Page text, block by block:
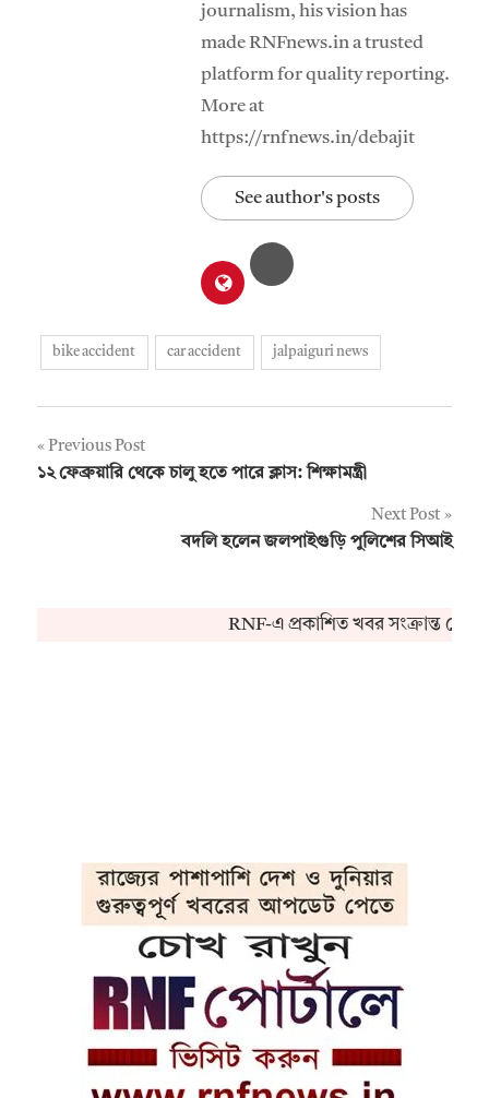
journalism, his vision has
made RNFnews.in a trusted
platform for quality reporting.
More at
https://rnfnews.in/debajit
See author's posts
bike accident car accident jalpaiguri news
Post
Previous Post
১২ ফেব্রুয়ারি থেকে চালু হতে পারে ক্লাস: শিক্ষামন্ত্রী
Next Post
বদলি হলেন জলপাইগুড়ি পুলিশের সিআই
RNF-এ প্রকাশিত খবর সংক্রান্ত